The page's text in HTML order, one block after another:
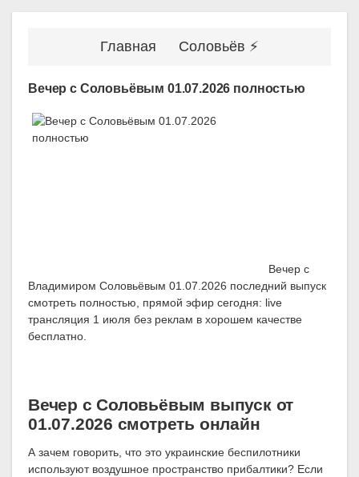
Главная Соловьёв ⚡
Вечер с Соловьёвым 01.07.2026 полностью
Вечер с
Владимиром Соловьёвым 01.07.2026 последний выпуск
смотреть полностью, прямой эфир сегодня: live
трансляция 1 июля без реклам в хорошем качестве
бесплатно.
Вечер с Соловьёвым выпуск от
01.07.2026 смотреть онлайн
А зачем говорить, что это украинские беспилотники
используют воздушное пространство прибалтики? Если